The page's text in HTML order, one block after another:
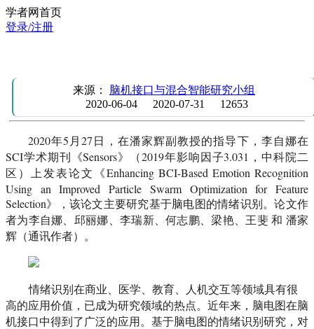
学者网首页
登录/注册
来源： 脑机接口与混合智能研究小组
2020-06-04
2020-07-31 12653
2020年5月27日，在潘家辉副教授的指导下，李自娜在
SCI学术期刊《Sensors》（2019年影响因子3.031，中科院二
区）上发表论文《Enhancing BCI-Based Emotion Recognition
Using an Improved Particle Swarm Optimization for Feature
Selection》，该论文主要研究基于脑电图的情绪识别。论文作
者为李自娜、邱丽娜、李瑞新、何志鹏、梁艳、王斐 和 潘家
辉（通讯作者）。
情绪识别在商业、医学、教育、人机交互等领域具有很
高的应用价值，已成为研究领域的热点。近年来，脑电图在脑
机接口中得到了广泛的应用。基于脑电图的情绪识别研究，对